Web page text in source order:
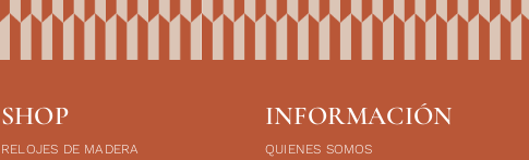
SHOP
RELOJES DE MADERA
INFORMACIÓN
QUIENES SOMOS